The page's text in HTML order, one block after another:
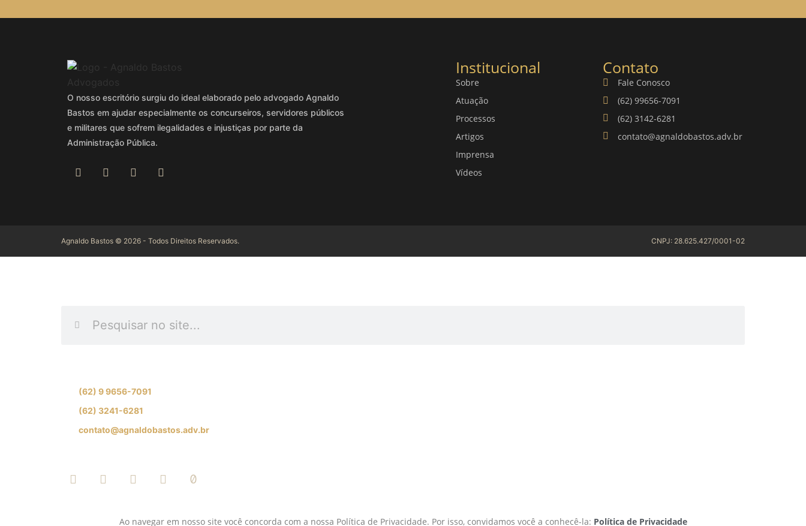
O nosso escritório surgiu do ideal elaborado pelo advogado Agnaldo
Bastos em ajudar especialmente os concurseiros, servidores públicos
e militares que sofrem ilegalidades e injustiças por parte da
Administração Pública.
Institucional
Sobre
Atuação
Processos
Artigos
Imprensa
Vídeos
Contato
Fale Conosco
(62) 99656-7091
(62) 3142-6281
contato@agnaldobastos.adv.br
Agnaldo Bastos © 2026 - Todos Direitos Reservados. CNPJ: 28.625.427/0001-02
(62) 9 9656-7091
(62) 3241-6281
contato@agnaldobastos.adv.br
Ao navegar em nosso site você concorda com a nossa Política de Privacidade. Por isso, convidamos você a conhecê-la: Política de Privacidade